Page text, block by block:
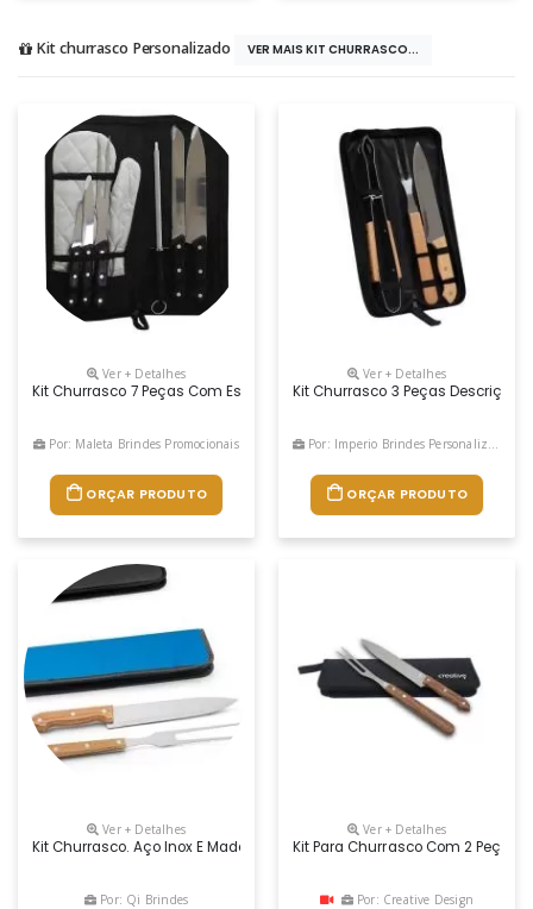
Kit churrasco Personalizado VER MAIS KIT CHURRASCO...
Ver + Detalhes
Kit Churrasco 7 Peças Com Estojo, Contém: Faca De Legumes, Faca
Por: Maleta Brindes Promocionais
ORÇAR PRODUTO
Ver + Detalhes
Kit Churrasco 3 Peças Descrição:
Por: Imperio Brindes Personalizados
ORÇAR PRODUTO
Ver + Detalhes
Kit Churrasco. Aço Inox E Madeira. 2 Peças Em Estojo De 210d. Food
Por: Qi Brindes
Ver + Detalhes
Kit Para Churrasco Com 2 Peças
Por: Creative Design